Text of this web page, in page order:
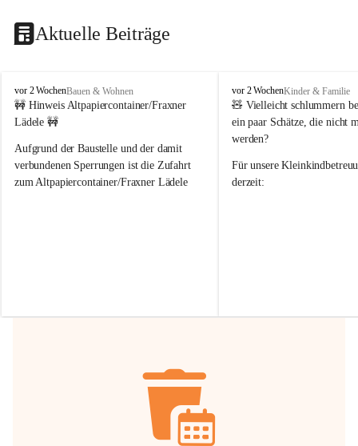
Aktuelle Beiträge
F
r
a
e
r
n
vor 2 WochenBauen & Wohnen
🚧 Hinweis Altpapiercontainer/Fraxner
Lädele 🚧
Aufgrund der Baustelle und der damit
verbundenen Sperrungen ist die Zufahrt
zum Altpapiercontainer/Fraxner Lädele
Hilfsbereitschaft!
F
r
a
x
r
n
vor 2 WochenKinder & Familie
🧸 Vielleicht schlummern
ein paar Schätze, die nicht
werden?
Für unsere
derzeit: